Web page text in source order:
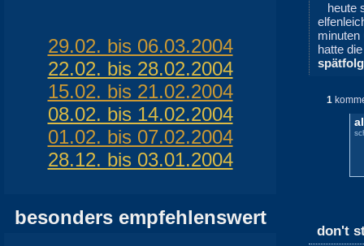
29.02. bis 06.03.2004
22.02. bis 28.02.2004
15.02. bis 21.02.2004
08.02. bis 14.02.2004
01.02. bis 07.02.2004
28.12. bis 03.01.2004
besonders empfehlenswert
heute
hatte
1
don't